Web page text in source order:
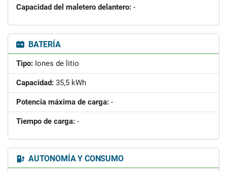
Capacidad del maletero delantero: -
BATERÍA
Tipo: Iones de litio
Capacidad: 35,5 kWh
Potencia máxima de carga: -
Tiempo de carga: -
AUTONOMÍA Y CONSUMO